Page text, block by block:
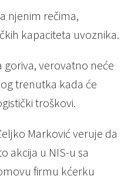
njenim rečima,
kapaciteta uvoznika.
goriva, verovatno neće
trenutka kada će
troškovi.
Marković veruje da
akcija u NIS-u sa
firmu kćerku